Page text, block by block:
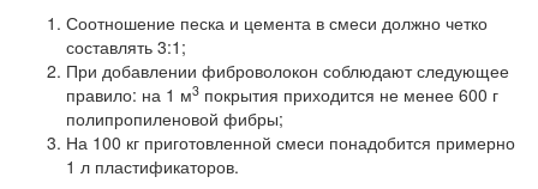
Соотношение песка и цемента в смеси должно четко
составлять 3:1;
При добавлении фиброволокон соблюдают следующее
правило: на 1 м3 покрытия приходится не менее 600 г
полипропиленовой фибры;
На 100 кг приготовленной смеси понадобится примерно
1 л пластификаторов.